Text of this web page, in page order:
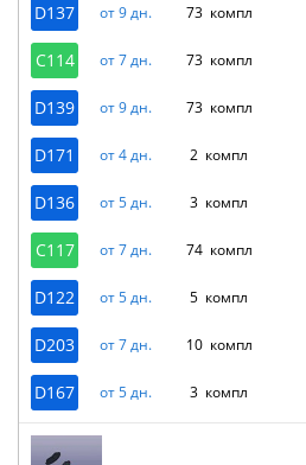
D137 от 9 дн. 73 компл
C114 от 7 дн. 73 компл
D139 от 9 дн. 73 компл
D171 от 4 дн. 2 компл
D136 от 5 дн. 3 компл
C117 от 7 дн. 74 компл
D122 от 5 дн. 5 компл
D203 от 7 дн. 10 компл
D167 от 5 дн. 3 компл